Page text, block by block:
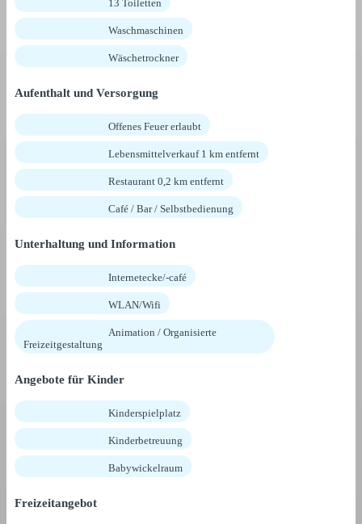
13 Toiletten
Waschmaschinen
Wäschetrockner
Aufenthalt und Versorgung
Offenes Feuer erlaubt
Lebensmittelverkauf 1 km entfernt
Restaurant 0,2 km entfernt
Café / Bar / Selbstbedienung
Unterhaltung und Information
Internetecke/-café
WLAN/Wifi
Animation / Organisierte
Freizeitgestaltung
Angebote für Kinder
Kinderspielplatz
Kinderbetreuung
Babywickelraum
Freizeitangebot